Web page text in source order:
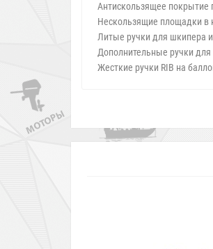
Антискользящее покрытие
Нескользящие площадки в
Литые ручки для шкипера
Дополнительные ручки для
Жесткие ручки RIB на